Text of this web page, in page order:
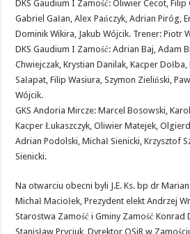
DKS Gaudium I Zamość: Oliwier Cecot,
Gabriel Gałan, Alex Pańczyk, Adrian Piróg,
Dominik Wikira, Jakub Wójcik. Trener: Piotr
DKS Gaudium I Zamość: Adrian Baj, Adam
Chwiejczak, Krystian Danilak, Kacper
Sałapat, Filip Wasiura, Szymon Zieliński,
Wójcik.
GKS Andoria Mircze: Marcel Bosowski,
Kacper Łukaszczyk, Oliwier Matejek,
Adrian Podolski, Michał Sienicki, Krzysztof
Sienicki.
Na otwarciu obecni byli J.E. Ks. bp dr
Michał Maciołek, Prezydent elekt Andrzej
Starostwa Zamość i Gminy Zamość Konrad
Stanisław Pryciuk, Dyrektor OSiR w